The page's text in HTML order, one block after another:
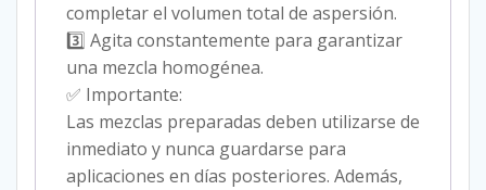
completar el volumen total de aspersión.
3️⃣ Agita constantemente para garantizar
una mezcla homogénea.
✅ Importante:
Las mezclas preparadas deben utilizarse de
inmediato y nunca guardarse para
aplicaciones en días posteriores. Además,